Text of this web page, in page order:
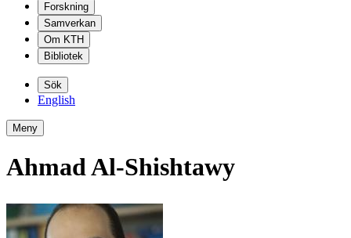
Forskning
Samverkan
Om KTH
Bibliotek
Sök
English
Meny
Ahmad Al-Shishtawy